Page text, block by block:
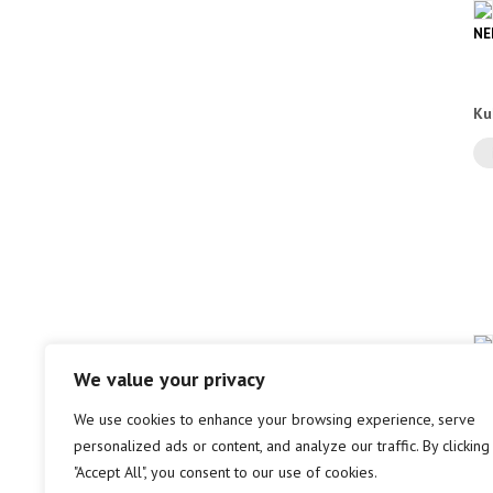
We value your privacy
We use cookies to enhance your browsing experience, serve
personalized ads or content, and analyze our traffic. By clicking
"Accept All", you consent to our use of cookies.